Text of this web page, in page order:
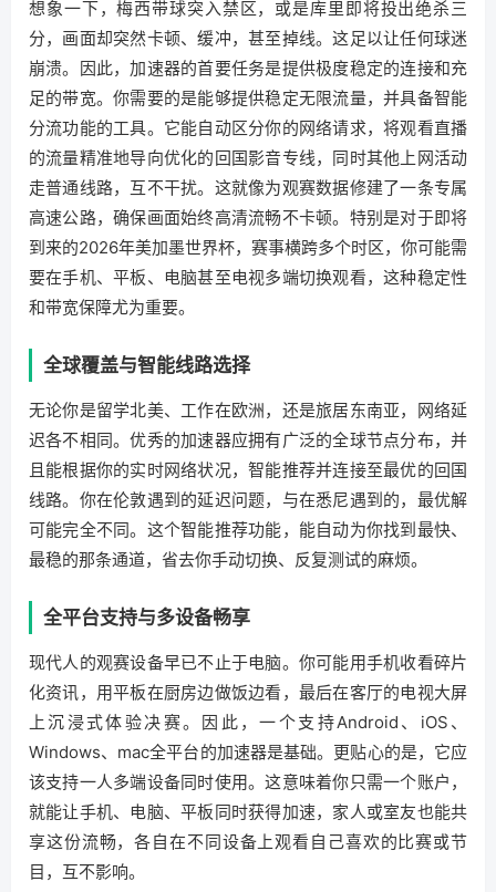
想象一下，梅西带球突入禁区，或是库里即将投出绝杀三
分，画面却突然卡顿、缓冲，甚至掉线。这足以让任何球迷
崩溃。因此，加速器的首要任务是提供极度稳定的连接和充
足的带宽。你需要的是能够提供稳定无限流量，并具备智能
分流功能的工具。它能自动区分你的网络请求，将观看直播
的流量精准地导向优化的回国影音专线，同时其他上网活动
走普通线路，互不干扰。这就像为观赛数据修建了一条专属
高速公路，确保画面始终高清流畅不卡顿。特别是对于即将
到来的2026年美加墨世界杯，赛事横跨多个时区，你可能需
要在手机、平板、电脑甚至电视多端切换观看，这种稳定性
和带宽保障尤为重要。
全球覆盖与智能线路选择
无论你是留学北美、工作在欧洲，还是旅居东南亚，网络延
迟各不相同。优秀的加速器应拥有广泛的全球节点分布，并
且能根据你的实时网络状况，智能推荐并连接至最优的回国
线路。你在伦敦遇到的延迟问题，与在悉尼遇到的，最优解
可能完全不同。这个智能推荐功能，能自动为你找到最快、
最稳的那条通道，省去你手动切换、反复测试的麻烦。
全平台支持与多设备畅享
现代人的观赛设备早已不止于电脑。你可能用手机收看碎片
化资讯，用平板在厨房边做饭边看，最后在客厅的电视大屏
上沉浸式体验决赛。因此，一个支持Android、iOS、
Windows、mac全平台的加速器是基础。更贴心的是，它应
该支持一人多端设备同时使用。这意味着你只需一个账户，
就能让手机、电脑、平板同时获得加速，家人或室友也能共
享这份流畅，各自在不同设备上观看自己喜欢的比赛或节
目，互不影响。